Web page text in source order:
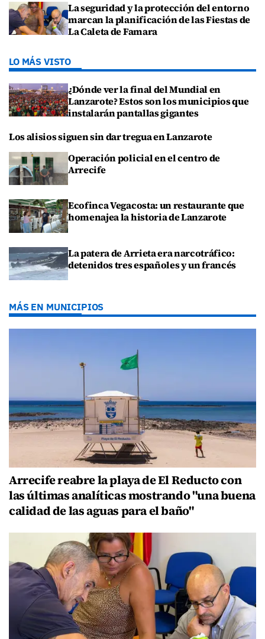
La seguridad y la protección del entorno
marcan la planificación de las Fiestas de
La Caleta de Famara
LO MÁS VISTO
¿Dónde ver la final del Mundial en
Lanzarote? Estos son los municipios que
instalarán pantallas gigantes
Los alisios siguen sin dar tregua en Lanzarote
Operación policial en el centro de
Arrecife
Ecofinca Vegacosta: un restaurante que
homenajea la historia de Lanzarote
La patera de Arrieta era narcotráfico:
detenidos tres españoles y un francés
MÁS EN MUNICIPIOS
Arrecife reabre la playa de El Reducto con
las últimas analíticas mostrando "una buena
calidad de las aguas para el baño"